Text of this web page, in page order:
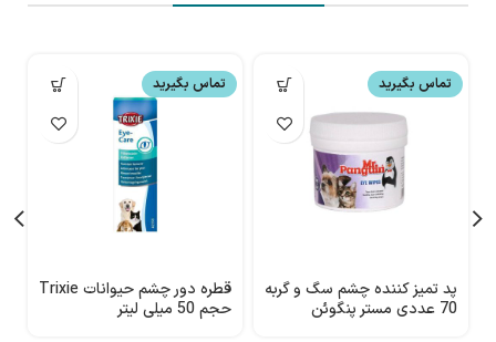
تماس بگیرید
پد تمیز کننده چشم سگ و گربه
70 عددی مستر پنگوئن
تماس بگیرید
قطره دور چشم حیوانات Trixie
حجم 50 میلی لیتر